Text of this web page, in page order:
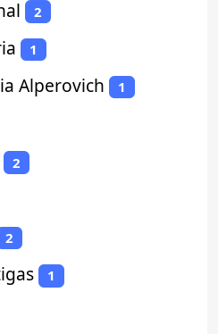
2
1
Alperovich 1
2
2
1